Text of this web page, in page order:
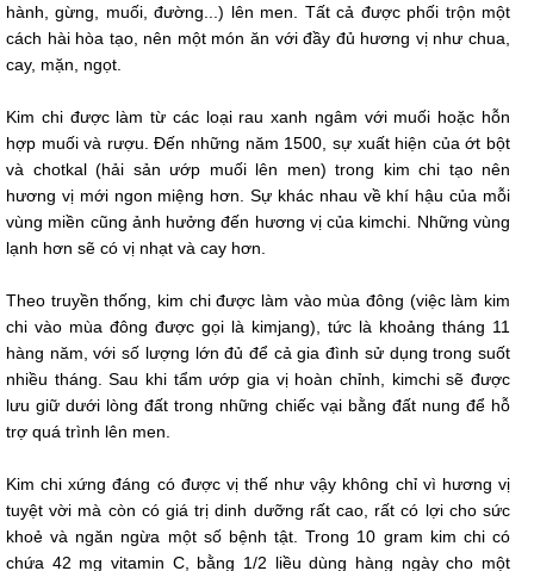
hành, gừng, muối, đường...) lên men. Tất cả được phối trộn một
cách hài hòa tạo, nên một món ăn với đầy đủ hương vị như chua,
cay, mặn, ngọt.
Kim chi được làm từ các loại rau xanh ngâm với muối hoặc hỗn
hợp muối và rượu. Đến những năm 1500, sự xuất hiện của ớt bột
và chotkal (hải sản ướp muối lên men) trong kim chi tạo nên
hương vị mới ngon miệng hơn. Sự khác nhau về khí hậu của mỗi
vùng miền cũng ảnh hưởng đến hương vị của kimchi. Những vùng
lạnh hơn sẽ có vị nhạt và cay hơn.
Theo truyền thống, kim chi được làm vào mùa đông (việc làm kim
chi vào mùa đông được gọi là kimjang), tức là khoảng tháng 11
hàng năm, với số lượng lớn đủ để cả gia đình sử dụng trong suốt
nhiều tháng. Sau khi tẩm ướp gia vị hoàn chỉnh, kimchi sẽ được
lưu giữ dưới lòng đất trong những chiếc vại bằng đất nung để hỗ
trợ quá trình lên men.
Kim chi xứng đáng có được vị thế như vậy không chỉ vì hương vị
tuyệt vời mà còn có giá trị dinh dưỡng rất cao, rất có lợi cho sức
khoẻ và ngăn ngừa một số bệnh tật. Trong 10 gram kim chi có
chứa 42 mg vitamin C, bằng 1/2 liều dùng hàng ngày cho một